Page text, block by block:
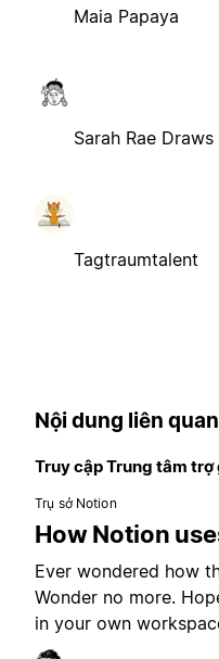
Maia Papaya
Sarah Rae Draws
Tagtraumtalent
Nội dung liên quan
Truy cập Trung tâm trợ
Trụ sở Notion
How Notion
Ever wondered how
Wonder no more.
in your own